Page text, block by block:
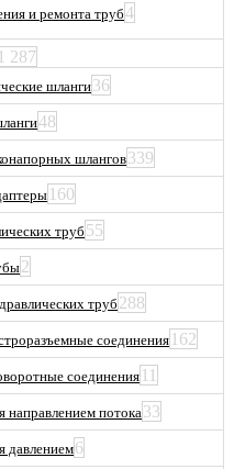
и ремонта труб4
1 287
шланги36
48
шлангов339
160
труб 55
2
труб288
соединения 162
соединения11
направлением потока33
давлением6